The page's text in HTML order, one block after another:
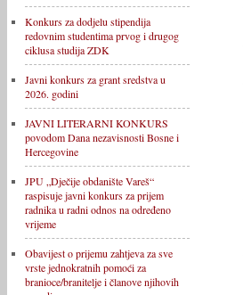
Konkurs za dodjelu stipendija
redovnim studentima prvog i drugog
ciklusa studija ZDK
Javni konkurs za grant sredstva u
2026. godini
JAVNI LITERARNI KONKURS
povodom Dana nezavisnosti Bosne i
Hercegovine
JPU „Dječije obdanište Vareš“
raspisuje javni konkurs za prijem
radnika u radni odnos na određeno
vrijeme
Obavijest o prijemu zahtjeva za sve
vrste jednokratnih pomoći za
branioce/branitelje i članove njihovih